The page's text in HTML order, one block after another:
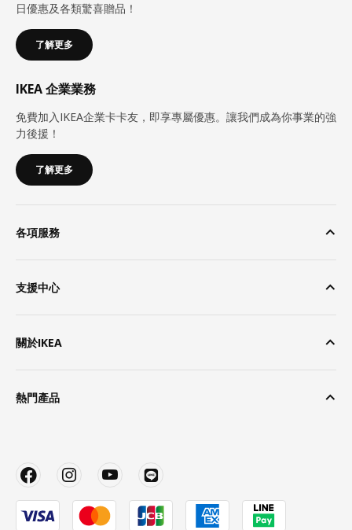
日優惠及各類驚喜贈品！
了解更多
IKEA 企業業務
免費加入IKEA企業卡卡友，即享專屬優惠。讓我們成為你事業的強
力後援！
了解更多
各項服務
支援中心
關於IKEA
熱門產品